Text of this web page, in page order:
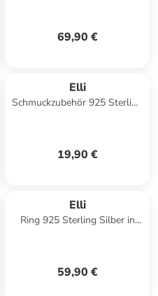
69,90 €
Elli
Schmuckzubehör 925 Sterling
19,90 €
Elli
Ring 925 Sterling Silber in
59,90 €